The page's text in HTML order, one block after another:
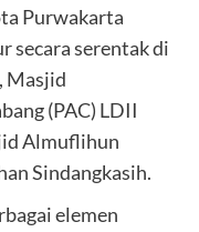
Purwakarta
secara serentak di
Masjid
(PAC) LDII
Almuflihun
Sindangkasih.
elemen